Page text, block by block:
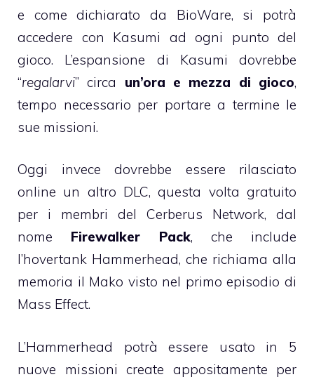
e come dichiarato da BioWare, si potrà
accedere con Kasumi ad ogni punto del
gioco. L’espansione di Kasumi dovrebbe
“regalarvi” circa un’ora e mezza di gioco,
tempo necessario per portare a termine le
sue missioni.
Oggi invece dovrebbe essere rilasciato
online un altro DLC, questa volta gratuito
per i membri del Cerberus Network, dal
nome Firewalker Pack, che include
l’hovertank Hammerhead, che richiama alla
memoria il Mako visto nel primo episodio di
Mass Effect.
L’Hammerhead potrà essere usato in 5
nuove missioni create appositamente per